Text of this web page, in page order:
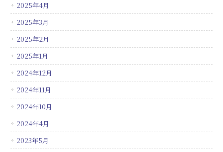
2025年4月
2025年3月
2025年2月
2025年1月
2024年12月
2024年11月
2024年10月
2024年4月
2023年5月